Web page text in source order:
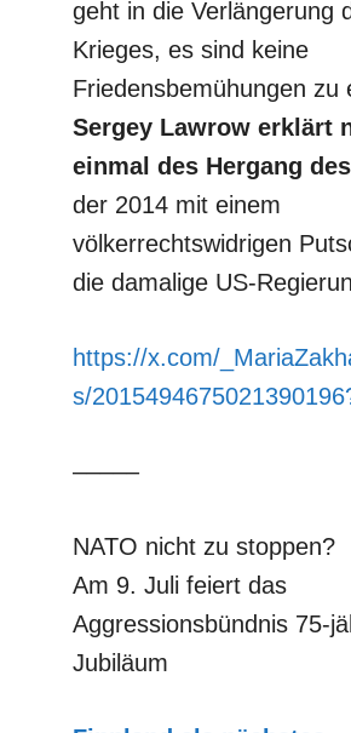
geht in die Verlängerung
Krieges, es sind keine
Friedensbemühungen zu
Sergey Lawrow erklärt
einmal des Hergang
der 2014 mit einem
völkerrechtswidrigen
die damalige US-
https://x.com/
s/
–––––
NATO nicht zu stoppen?
Am 9. Juli feiert das
Aggressionsbündnis 75-
Jubiläum